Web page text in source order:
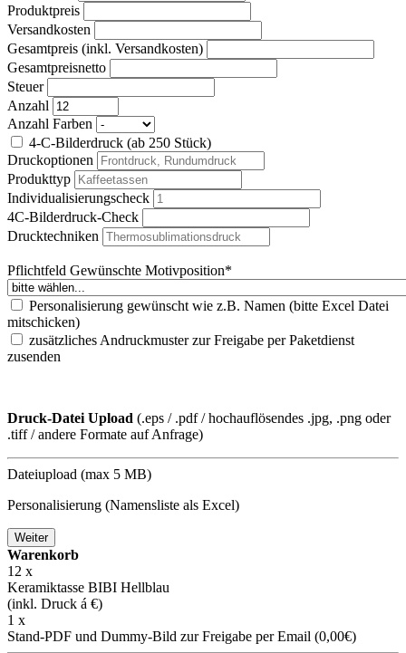
Produktpreis
Versandkosten
Gesamtpreis (inkl. Versandkosten)
Gesamtpreisnetto
Steuer
Anzahl
Anzahl Farben
4-C-Bilderdruck (ab 250 Stück)
Druckoptionen
Produkttyp
Individualisierungscheck
4C-Bilderdruck-Check
Drucktechniken
Pflichtfeld Gewünschte Motivposition*
Personalisierung gewünscht wie z.B. Namen (bitte Excel Datei
mitschicken)
zusätzliches Andruckmuster zur Freigabe per Paketdienst
zusenden
Druck-Datei Upload (.eps / .pdf / hochauflösendes .jpg, .png oder
.tiff / andere Formate auf Anfrage)
Dateiupload (max 5 MB)
Personalisierung (Namensliste als Excel)
Weiter
Warenkorb
12 x
Keramiktasse BIBI Hellblau
(inkl. Druck á €)
1 x
Stand-PDF und Dummy-Bild zur Freigabe per Email (0,00€)